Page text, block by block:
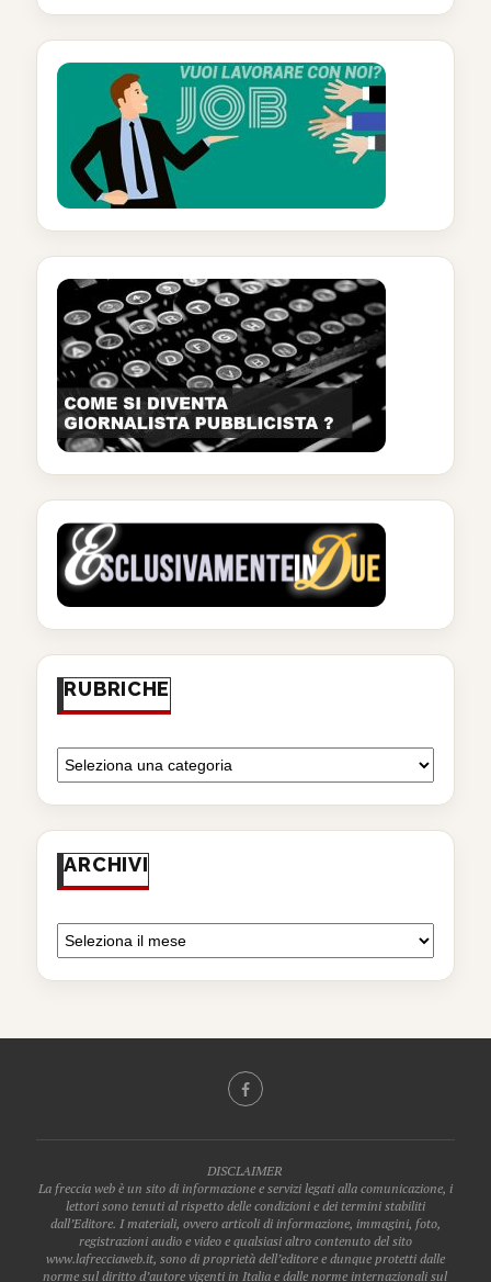
RUBRICHE
ARCHIVI
DISCLAIMER
La freccia web è un sito di informazione e servizi legati alla comunicazione, i
lettori sono tenuti al rispetto delle condizioni e dei termini stabiliti
dall’Editore. I materiali, ovvero articoli di informazione, immagini, foto,
registrazioni audio e video e qualsiasi altro contenuto del sito
www.lafrecciaweb.it, sono di proprietà dell’editore e dunque protetti dalle
norme sul diritto d’autore vigenti in Italia e dalle norme internazionali sul